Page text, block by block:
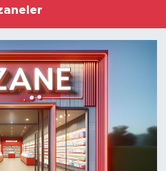
Haritası
ve Fikstür